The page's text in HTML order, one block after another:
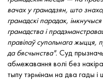
вачах у грамадзян, што
грамадскі парадак,
грамадства і
правілаў супольнага жыцця,
да бясчынства". Суд
абмежавання волі без
тыпу тэрмінам на два гады і